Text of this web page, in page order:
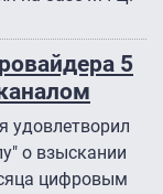
5
удовлетворил
о взыскании
цифровым